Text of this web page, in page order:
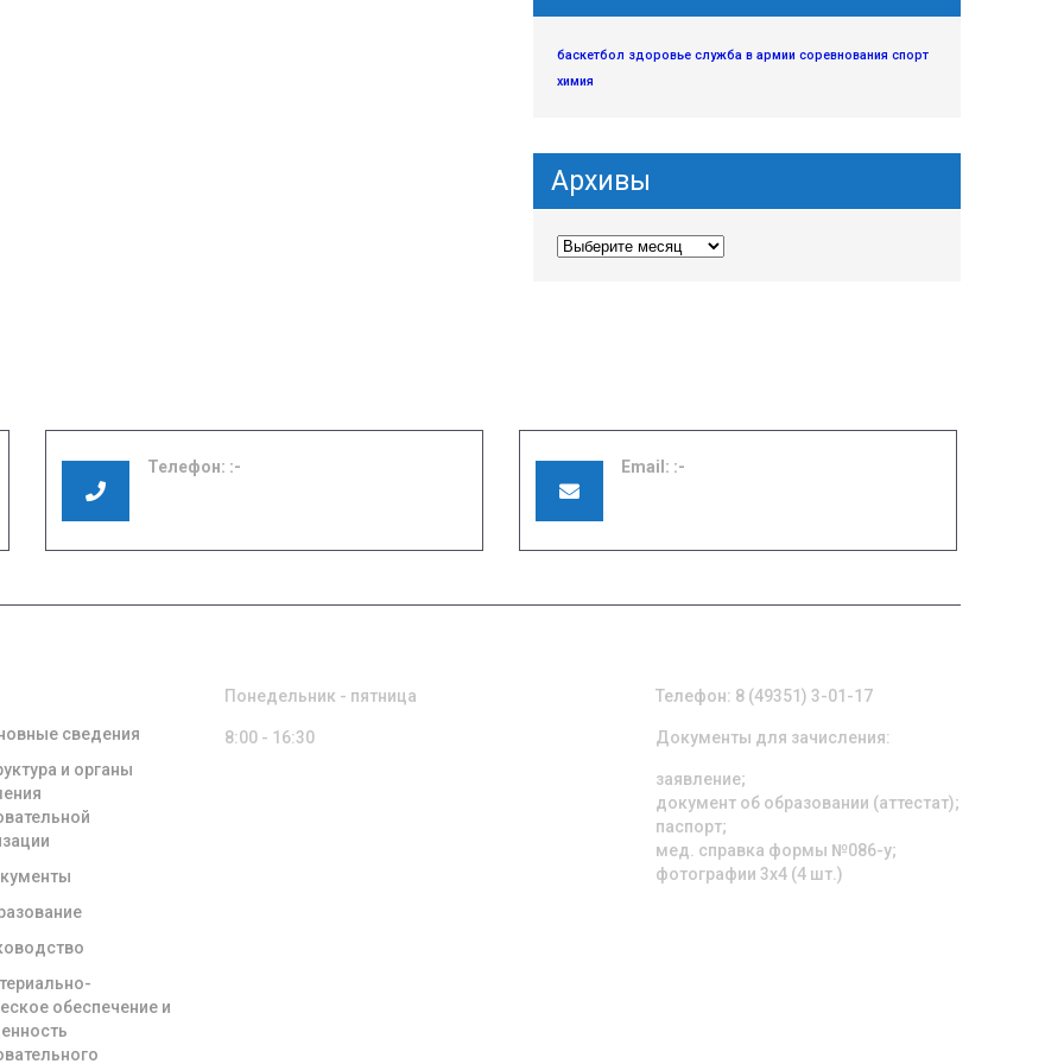
баскетбол здоровье служба в армии соревнования спорт
химия
Архивы
Телефон:
Email:
сведения
и органы
обеспечение и
Понедельник - пятница
8:00 - 16:30
Телефон: 8 (49351) 3-01-17
Документы для зачисления:
заявление;
документ об образовании (аттестат);
паспорт;
мед. справка формы №086-у;
фотографии 3х4 (4 шт.)